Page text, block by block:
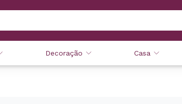
Decoração Casa